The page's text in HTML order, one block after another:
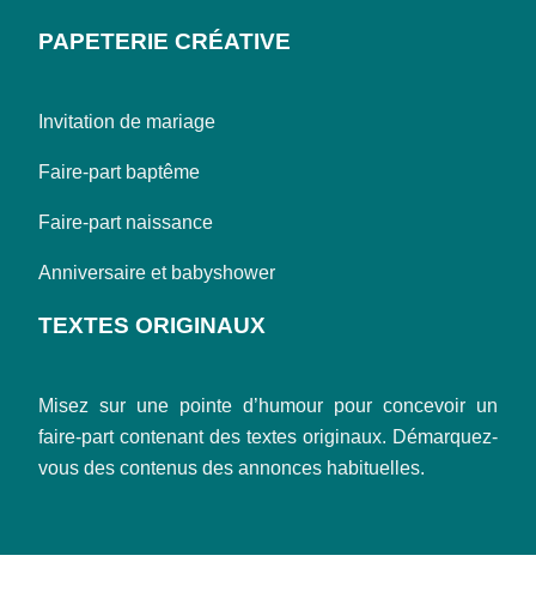
PAPETERIE CRÉATIVE
Invitation de mariage
Faire-part baptême
Faire-part naissance
Anniversaire et babyshower
TEXTES ORIGINAUX
Misez sur une pointe d’humour pour concevoir un
faire-part contenant des textes originaux. Démarquez-
vous des contenus des annonces habituelles.